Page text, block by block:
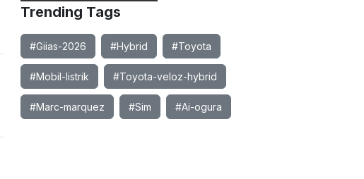
Trending Tags
#Giias-2026 #Hybrid #Toyota
#Mobil-listrik #Toyota-veloz-hybrid
#Marc-marquez #Sim #Ai-ogura